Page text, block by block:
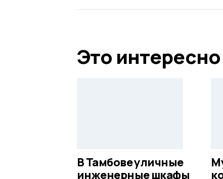
Это интересно
В Тамбове уличные
инженерные шкафы